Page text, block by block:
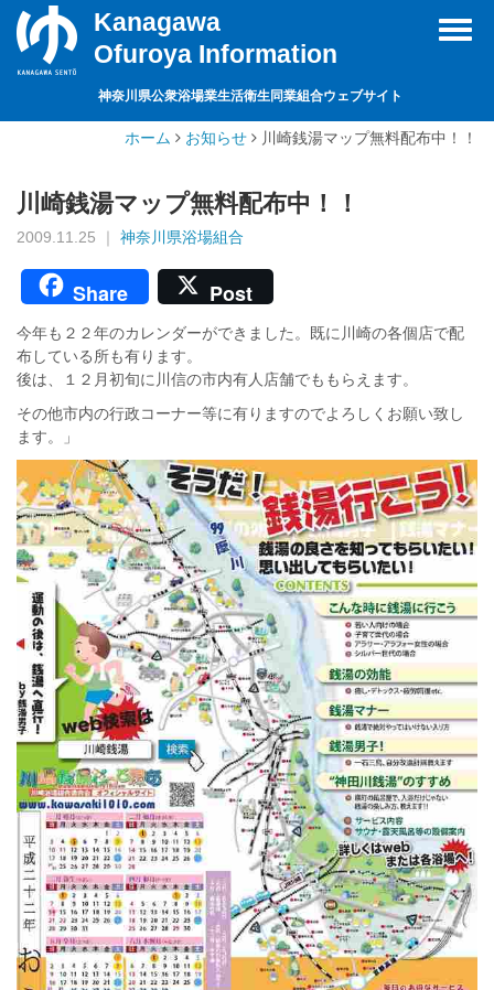
Kanagawa
Ofuroya Information
神奈川県公衆浴場業生活衛生同業組合ウェブサイト
ホーム お知らせ 川崎銭湯マップ無料配布中！！
川崎銭湯マップ無料配布中！！
2009.11.25 ｜ 神奈川県浴場組合
Share Post
今年も２２年のカレンダーができました。既に川崎の各個店で配
布している所も有ります。
後は、１２月初旬に川信の市内有人店舗でももらえます。
その他市内の行政コーナー等に有りますのでよろしくお願い致し
ます。」